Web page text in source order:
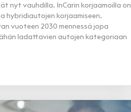
nyt vauhdilla. InCarin korjaamoilla on
hybridiautojen korjaamiseen.
vuoteen 2030 mennessä jopa
ladattavien autojen kategoriaan